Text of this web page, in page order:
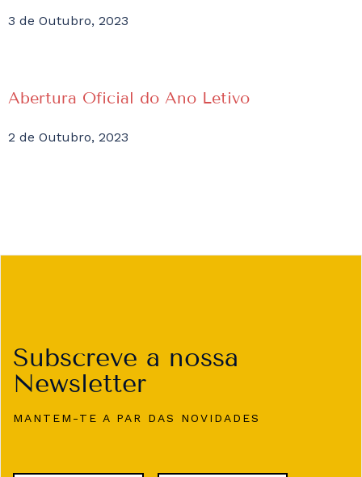
3 de Outubro, 2023
Abertura Oficial do Ano Letivo
2 de Outubro, 2023
Subscreve a nossa
Newsletter
MANTEM-TE A PAR DAS NOVIDADES